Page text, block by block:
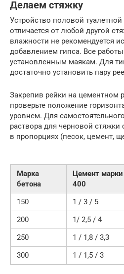
Делаем стяжку
Устройство половой
отличается от любой другой
влажности не рекомендуется
добавлением гипса. Все
установленным маякам. Для
достаточно установить пару
Закрепив рейки на цементном
проверьте положение
уровнем. Для
раствора для черновой стяжки
в пропорциях (песок, цемент,
Марка
бетона
Цемент марки
400
150
1 / 3 / 5
200
1/ 2,5 / 4
250
1 / 1,8 / 3,3
300
1 / 1,5 / 3